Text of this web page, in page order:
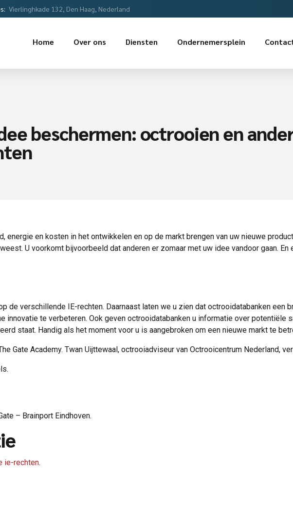
Vierlinghkade 132, Den Haag, Nederland
Home Over ons Diensten Ondernemersplein
beschermen: octrooien en
energie en kosten in het ontwikkelen en op de markt brengen van uw nieuwe
U voorkomt bijvoorbeeld dat anderen er zomaar met uw idee vandoor gaan.
de verschillende IE-rechten. Daarnaast laten we u zien dat octrooidatabanken een
innovatie te verbeteren. Ook geven octrooidatabanken u informatie over potentiële
staat. Handig als het moment voor u is aangebroken om een nieuwe markt te
Gate Academy. Twan Uijttewaal, octrooiadviseur van Octrooicentrum Nederland,
– Brainport Eindhoven.
ie-rechten.